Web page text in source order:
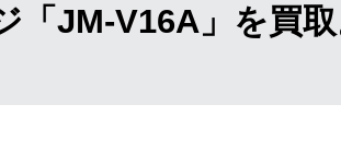
「JM-V16A」を買取